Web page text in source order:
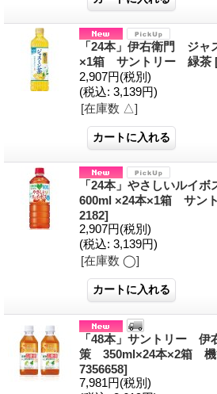
「24本」伊右衛門 ジ
×1箱 サントリー 緑茶
2,907円(税別)
(税込: 3,139円)
[在庫数 △]
「24本」やさしいルイ
600ml ×24本×1箱 サン
2182]
2,907円(税別)
(税込: 3,139円)
[在庫数 ◯]
「48本」サントリー
策 350ml×24本×2箱
7356658]
7,981円(税別)